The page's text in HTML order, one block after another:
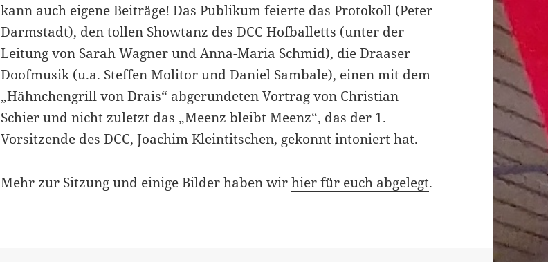
kann auch eigene Beiträge! Das Publikum feierte das Protokoll (Peter
Darmstadt), den tollen Showtanz des DCC Hofballetts (unter der
Leitung von Sarah Wagner und Anna-Maria Schmid), die Draaser
Doofmusik (u.a. Steffen Molitor und Daniel Sambale), einen mit dem
„Hähnchengrill von Drais“ abgerundeten Vortrag von Christian
Schier und nicht zuletzt das „Meenz bleibt Meenz“, das der 1.
Vorsitzende des DCC, Joachim Kleintitschen, gekonnt intoniert hat.
Mehr zur Sitzung und einige Bilder haben wirhier für euch abgelegt.